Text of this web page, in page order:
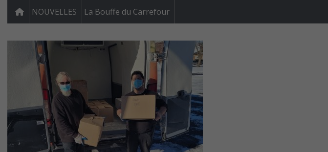
NOUVELLES La Bouffe du Carrefour